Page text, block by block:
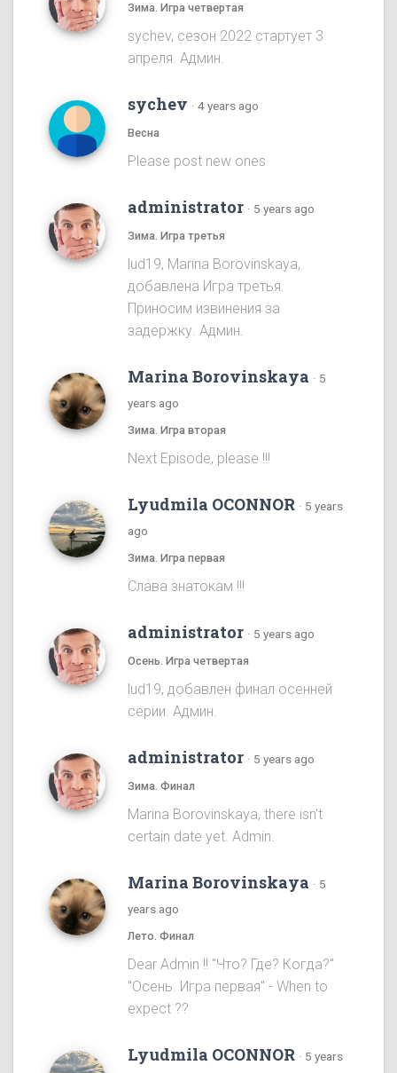
Зима. Игра четвертая
sychev, сезон 2022 стартует 3
апреля. Админ.
sychev · 4 years ago
Весна
Please post new ones
administrator · 5 years ago
Зима. Игра третья
lud19, Marina Borovinskaya,
добавлена Игра третья.
Приносим извинения за
задержку. Админ.
Marina Borovinskaya · 5
years ago
Зима. Игра вторая
Next Episode, please !!!
Lyudmila OCONNOR · 5 years
ago
Зима. Игра первая
Cлава знатокам !!!
administrator · 5 years ago
Осень. Игра четвертая
lud19, добавлен финал осенней
серии. Админ.
administrator · 5 years ago
Зима. Финал
Marina Borovinskaya, there isn't
certain date yet. Admin.
Marina Borovinskaya · 5
years ago
Лето. Финал
Dear Admin !! "Что? Где? Когда?"
"Осень. Игра первая" - When to
expect ??
Lyudmila OCONNOR · 5 years